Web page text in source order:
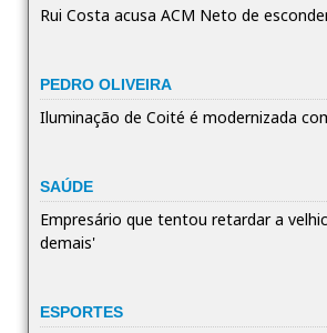
Rui Costa acusa ACM Neto de
PEDRO OLIVEIRA
Iluminação de Coité é modernizada
SAÚDE
Empresário que tentou retardar a
demais'
ESPORTES